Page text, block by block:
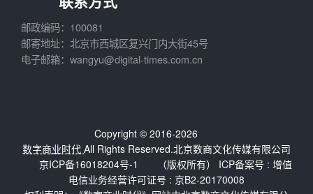
邮政编码：100081
邮寄地址：北京市西城区复兴门内大街45号
电子邮箱：wangyu@digital-times.com.cn
Copyright © 2016-2026
数字商业时代 All Rights Reserved.北京数商文化传媒有限公司
（版权所有） ICP备案号 :
京ICP备16018204号-1
增值
电信业务经营许可证号 : 京B2-20170008